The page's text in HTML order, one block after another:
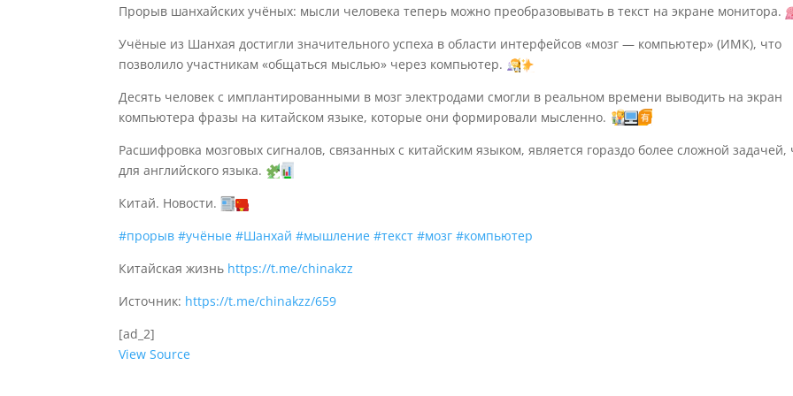
Прорыв шанхайских учёных: мысли человека теперь можно преобразовывать в текст на экране монитора.
Учёные из Шанхая достигли значительного успеха в области интерфейсов «мозг — компьютер» (ИМК), что
позволило участникам «общаться мыслью» через компьютер.
Десять человек с имплантированными в мозг электродами смогли в реальном времени выводить на экран
компьютера фразы на китайском языке, которые они формировали мысленно.
Расшифровка мозговых сигналов, связанных с китайским языком, является гораздо более сложной задачей,
для английского языка.
Китай. Новости.
#прорыв #учёные #Шанхай #мышление #текст #мозг #компьютер
Китайская жизнь https://t.me/chinakzz
Источник: https://t.me/chinakzz/659
[ad_2]
View Source